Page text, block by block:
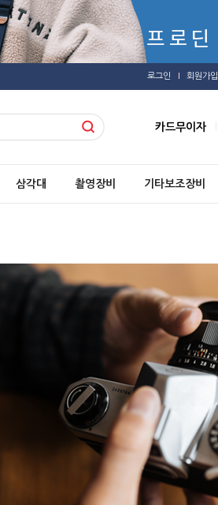
로그인 회원가입
카드무이자
삼각대 촬영장비 기타보조장비